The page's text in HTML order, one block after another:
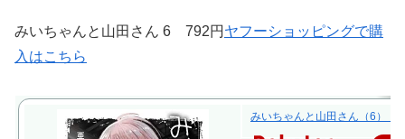
みいちゃんと山田さん 6 792円 ヤフーショッピングで購
入はこちら
みいちゃんと山田さん（6） （